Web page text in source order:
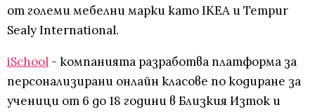
от големи мебелни марки като IKEA и Tempur
Sealy International.
iSchool - компанията разработва платформа за
персонализирани онлайн класове по кодиране за
ученици от 6 до 18 години в Близкия Изток и